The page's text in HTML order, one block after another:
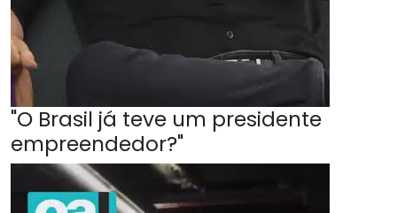
"O Brasil já teve um presidente
empreendedor?"